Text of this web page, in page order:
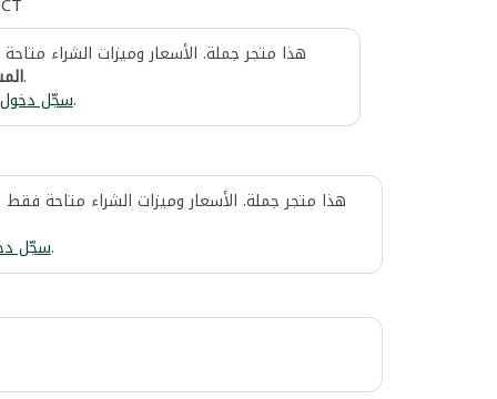
هذا متجر جملة. الأسعار وميزات الشراء
.
سجّل دخول.
هذا متجر جملة. الأسعار وميزات الشراء متاحة
سجّل.